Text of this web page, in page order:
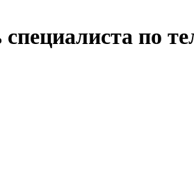
по